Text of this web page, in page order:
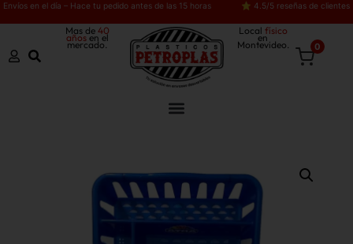
Envíos en el día – Hace tu pedido antes de las 15 horas ⭐ 4.5/5 reseñas de clientes
Mas de 40
añosen el
mercado.
Local físico
en
Montevideo. 0